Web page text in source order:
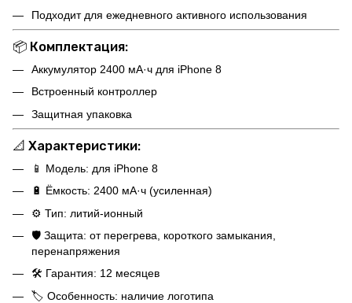
Подходит для ежедневного активного использования
📦 Комплектация:
Аккумулятор 2400 мА·ч для iPhone 8
Встроенный контроллер
Защитная упаковка
📐 Характеристики:
📱 Модель: для iPhone 8
🔋 Ёмкость: 2400 мА·ч (усиленная)
⚙️ Тип: литий-ионный
🛡️ Защита: от перегрева, короткого замыкания,
перенапряжения
🛠️ Гарантия: 12 месяцев
🏷️ Особенность: наличие логотипа